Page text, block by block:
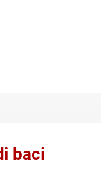
baci